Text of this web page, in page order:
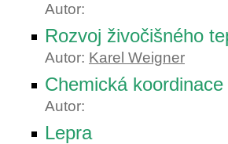
Autor:
Rozvoj živočišného
Autor: Karel Weigner
Chemická
Autor:
Lepra